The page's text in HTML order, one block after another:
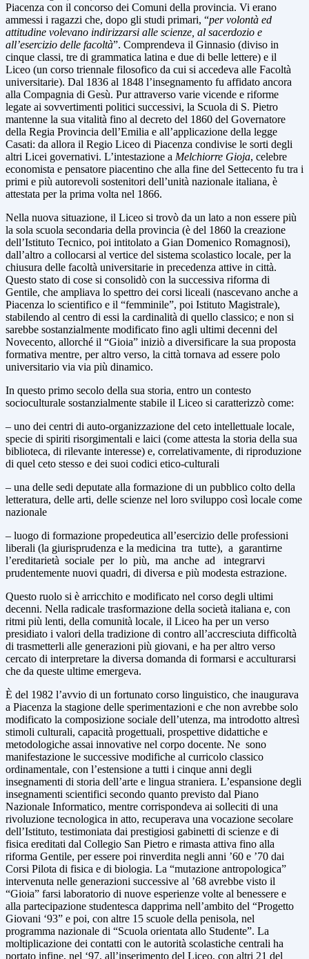
Piacenza con il concorso dei Comuni della provincia. Vi erano
ammessi i ragazzi che, dopo gli studi primari, “per volontà ed
attitudine volevano indirizzarsi alle scienze, al sacerdozio e
all’esercizio delle facoltà”. Comprendeva il Ginnasio (diviso in
cinque classi, tre di grammatica latina e due di belle lettere) e il
Liceo (un corso triennale filosofico da cui si accedeva alle Facoltà
universitarie). Dal 1836 al 1848 l’insegnamento fu affidato ancora
alla Compagnia di Gesù. Pur attraverso varie vicende e riforme
legate ai sovvertimenti politici successivi, la Scuola di S. Pietro
mantenne la sua vitalità fino al decreto del 1860 del Governatore
della Regia Provincia dell’Emilia e all’applicazione della legge
Casati: da allora il Regio Liceo di Piacenza condivise le sorti degli
altri Licei governativi. L’intestazione a Melchiorre Gioja, celebre
economista e pensatore piacentino che alla fine del Settecento fu tra i
primi e più autorevoli sostenitori dell’unità nazionale italiana, è
attestata per la prima volta nel 1866.
Nella nuova situazione, il Liceo si trovò da un lato a non essere più
la sola scuola secondaria della provincia (è del 1860 la creazione
dell’Istituto Tecnico, poi intitolato a Gian Domenico Romagnosi),
dall’altro a collocarsi al vertice del sistema scolastico locale, per la
chiusura delle facoltà universitarie in precedenza attive in città.
Questo stato di cose si consolidò con la successiva riforma di
Gentile, che ampliava lo spettro dei corsi liceali (nascevano anche a
Piacenza lo scientifico e il “femminile”, poi Istituto Magistrale),
stabilendo al centro di essi la cardinalità di quello classico; e non si
sarebbe sostanzialmente modificato fino agli ultimi decenni del
Novecento, allorché il “Gioia” iniziò a diversificare la sua proposta
formativa mentre, per altro verso, la città tornava ad essere polo
universitario via via più dinamico.
In questo primo secolo della sua storia, entro un contesto
socioculturale sostanzialmente stabile il Liceo si caratterizzò come:
– uno dei centri di auto-organizzazione del ceto intellettuale locale,
specie di spiriti risorgimentali e laici (come attesta la storia della sua
biblioteca, di rilevante interesse) e, correlativamente, di riproduzione
di quel ceto stesso e dei suoi codici etico-culturali
– una delle sedi deputate alla formazione di un pubblico colto della
letteratura, delle arti, delle scienze nel loro sviluppo così locale come
nazionale
– luogo di formazione propedeutica all’esercizio delle professioni
liberali (la giurisprudenza e la medicina tra tutte), a garantirne
l’ereditarietà sociale per lo più, ma anche ad integrarvi
prudentemente nuovi quadri, di diversa e più modesta estrazione.
Questo ruolo si è arricchito e modificato nel corso degli ultimi
decenni. Nella radicale trasformazione della società italiana e, con
ritmi più lenti, della comunità locale, il Liceo ha per un verso
presidiato i valori della tradizione di contro all’accresciuta difficoltà
di trasmetterli alle generazioni più giovani, e ha per altro verso
cercato di interpretare la diversa domanda di formarsi e acculturarsi
che da queste ultime emergeva.
È del 1982 l’avvio di un fortunato corso linguistico, che inaugurava
a Piacenza la stagione delle sperimentazioni e che non avrebbe solo
modificato la composizione sociale dell’utenza, ma introdotto altresì
stimoli culturali, capacità progettuali, prospettive didattiche e
metodologiche assai innovative nel corpo docente. Ne sono
manifestazione le successive modifiche al curricolo classico
ordinamentale, con l’estensione a tutti i cinque anni degli
insegnamenti di storia dell’arte e lingua straniera. L’espansione degli
insegnamenti scientifici secondo quanto previsto dal Piano
Nazionale Informatico, mentre corrispondeva ai solleciti di una
rivoluzione tecnologica in atto, recuperava una vocazione secolare
dell’Istituto, testimoniata dai prestigiosi gabinetti di scienze e di
fisica ereditati dal Collegio San Pietro e rimasta attiva fino alla
riforma Gentile, per essere poi rinverdita negli anni ’60 e ’70 dai
Corsi Pilota di fisica e di biologia. La “mutazione antropologica”
intervenuta nelle generazioni successive al ’68 avrebbe visto il
“Gioia” farsi laboratorio di nuove esperienze volte al benessere e
alla partecipazione studentesca dapprima nell’ambito del “Progetto
Giovani ‘93” e poi, con altre 15 scuole della penisola, nel
programma nazionale di “Scuola orientata allo Studente”. La
moltiplicazione dei contatti con le autorità scolastiche centrali ha
portato infine, nel ‘97, all’inserimento del Liceo, con altri 21 del